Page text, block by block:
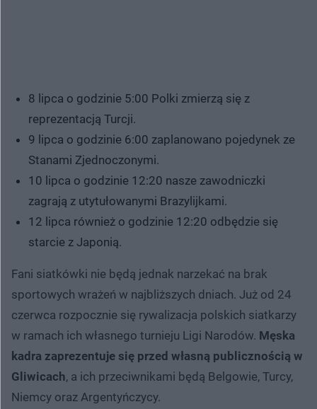
8 lipca o godzinie 5:00 Polki zmierzą się z
reprezentacją Turcji.
9 lipca o godzinie 6:00 zaplanowano pojedynek ze
Stanami Zjednoczonymi.
10 lipca o godzinie 12:20 nasze zawodniczki
zagrają z utytułowanymi Brazylijkami.
12 lipca również o godzinie 12:20 odbędzie się
starcie z Japonią.
Fani siatkówki nie będą jednak narzekać na brak
sportowych wrażeń w najbliższych dniach. Już od 24
czerwca rozpocznie się rywalizacja polskich siatkarzy
w ramach ich własnego turnieju Ligi Narodów. Męska
kadra zaprezentuje się przed własną publicznością w
Gliwicach, a ich przeciwnikami będą Belgowie, Turcy,
Niemcy oraz Argentyńczycy.